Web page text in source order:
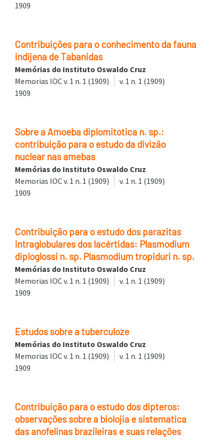
1909
Contribuições para o conhecimento da fauna
indijena de Tabanidas
Memórias do Instituto Oswaldo Cruz
Memorias IOC v. 1 n. 1 (1909)
v. 1 n. 1 (1909)
1909
Sobre a Amoeba diplomitotica n. sp.:
contribuição para o estudo da divizão
nuclear nas amebas
Memórias do Instituto Oswaldo Cruz
Memorias IOC v. 1 n. 1 (1909)
v. 1 n. 1 (1909)
1909
Contribuição para o estudo dos parazitas
intraglobulares dos lacértidas: Plasmodium
diploglossi n. sp. Plasmodium tropiduri n. sp.
Memórias do Instituto Oswaldo Cruz
Memorias IOC v. 1 n. 1 (1909)
v. 1 n. 1 (1909)
1909
Estudos sobre a tuberculoze
Memórias do Instituto Oswaldo Cruz
Memorias IOC v. 1 n. 1 (1909)
v. 1 n. 1 (1909)
1909
Contribuição para o estudo dos dipteros:
observações sobre a biolojia e sistematica
das anofelinas brazileiras e suas relações